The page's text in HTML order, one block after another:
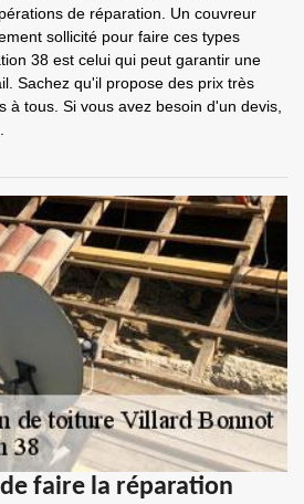
de réparation. Un couvreur
sollicité pour faire ces types
38 est celui qui peut garantir une
Sachez qu'il propose des prix très
à tous. Si vous avez besoin d'un devis,
faire la réparation